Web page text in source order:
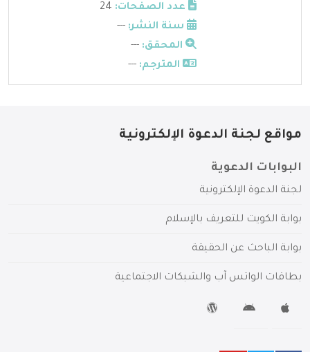
عدد الصفحات:
سنة النشر: ---
المحقق: ---
المترجم: ---
مواقع لجنة الدعوة الإلكترونية
البوابات الدعوية
لجنة الدعوة الإلكترونية
بوابة الكويت للتعريف بالإسلام
بوابة الباحث عن الحقيقة
بطاقات الواتس آب والشبكات الاجتماعية